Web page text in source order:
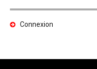
Connexion